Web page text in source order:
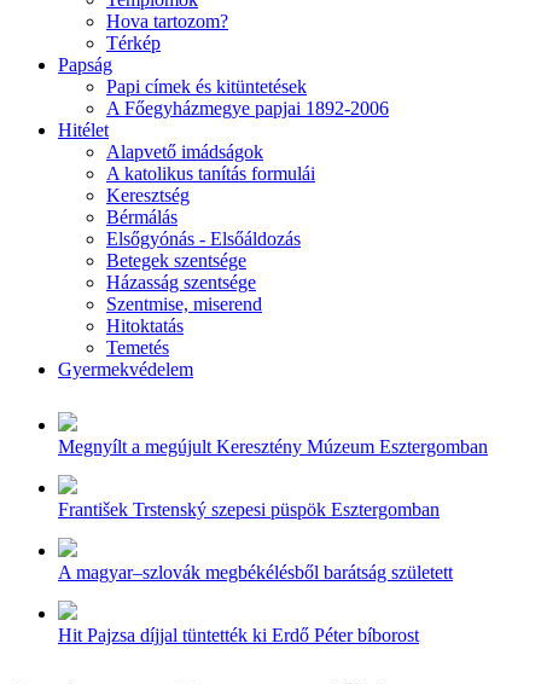
Hova tartozom?
Térkép
Papság
Papi címek és kitüntetések
A Főegyházmegye papjai 1892-2006
Hitélet
Alapvető imádságok
A katolikus tanítás formulái
Keresztség
Bérmálás
Elsőgyónás - Elsőáldozás
Betegek szentsége
Házasság szentsége
Szentmise, miserend
Hitoktatás
Temetés
Gyermekvédelem
Megnyílt a megújult Keresztény Múzeum Esztergomban
František Trstenský szepesi püspök Esztergomban
A magyar–szlovák megbékélésből barátság született
Hit Pajzsa díjjal tüntették ki Erdő Péter bíborost